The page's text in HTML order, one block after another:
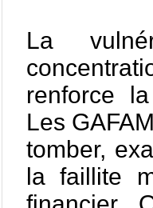
La
renforce
Les
tomber,
la faillite